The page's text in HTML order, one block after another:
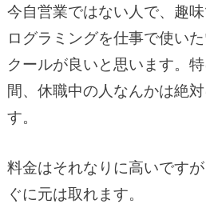
今自営業ではない人で、趣
ログラミングを仕事で使い
クールが良いと思います。
間、休職中の人なんかは絶
す。
料金はそれなりに高いです
ぐに元は取れます。